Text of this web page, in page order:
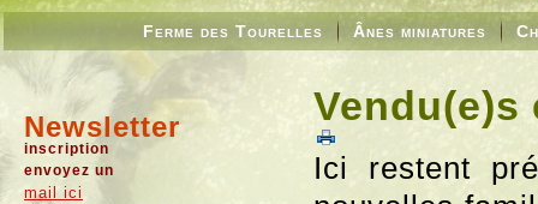
Ferme des Tourelles Ânes miniatures
Newsletter
inscription
envoyez un
mail ici
Vendu(e)s
Ici restent